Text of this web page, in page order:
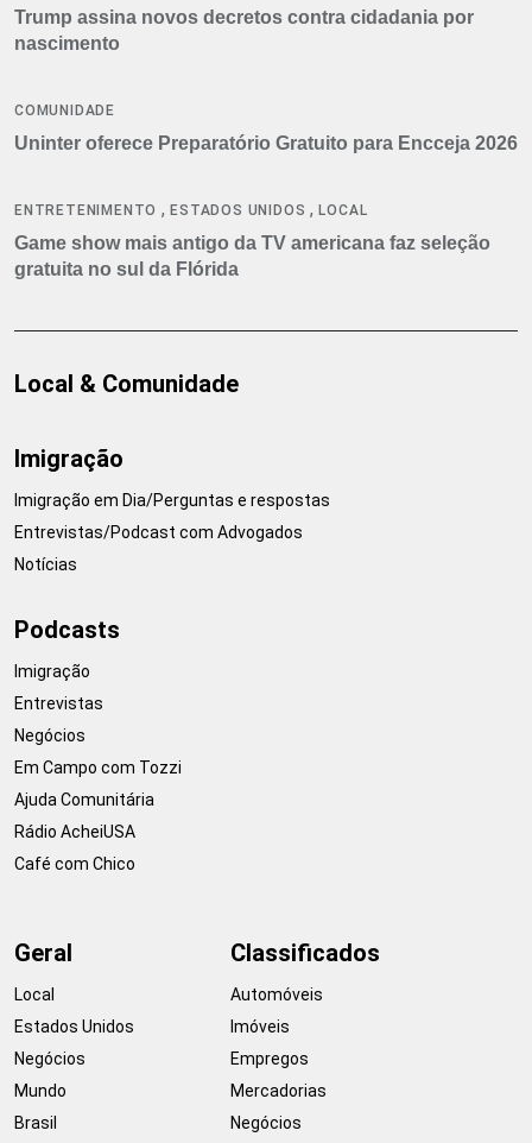
Trump assina novos decretos contra cidadania por
nascimento
COMUNIDADE
Uninter oferece Preparatório Gratuito para Encceja 2026
ENTRETENIMENTO ,ESTADOS UNIDOS ,LOCAL
Game show mais antigo da TV americana faz seleção
gratuita no sul da Flórida
Local & Comunidade
Imigração
Imigração em Dia/Perguntas e respostas
Entrevistas/Podcast com Advogados
Notícias
Podcasts
Imigração
Entrevistas
Negócios
Em Campo com Tozzi
Ajuda Comunitária
Rádio AcheiUSA
Café com Chico
Geral
Local
Estados Unidos
Negócios
Mundo
Brasil
Classificados
Automóveis
Imóveis
Empregos
Mercadorias
Negócios